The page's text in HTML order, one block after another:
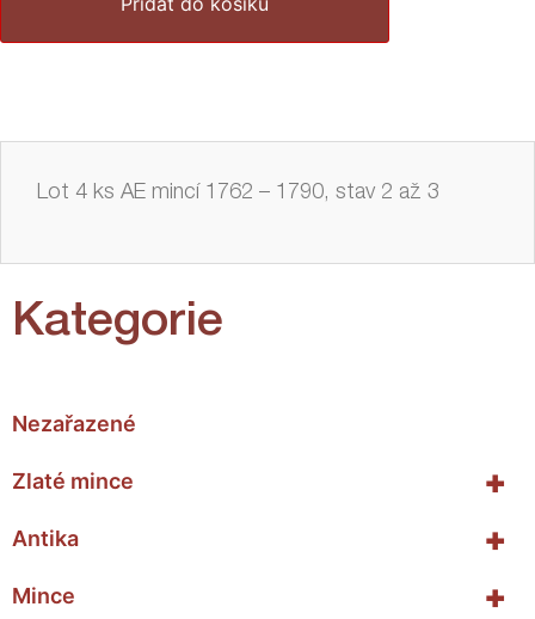
Kategorie
Nezařazené
+
Zlaté mince
+
Antika
+
Mince
Lot 4 ks AE mincí 1762 – 1790, stav 2 až 3